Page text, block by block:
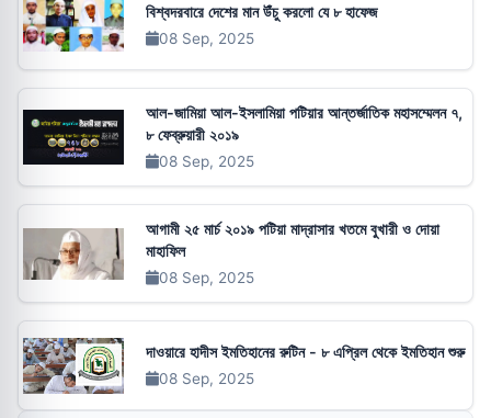
বিশ্বদরবারে দেশের মান উঁচু করলো যে ৮ হাফেজ
08 Sep, 2025
আল-জামিয়া আল-ইসলামিয়া পটিয়ার আন্তর্জাতিক মহাসম্মেলন ৭,
৮ ফেব্রুয়ারী ২০১৯
08 Sep, 2025
আগামী ২৫ মার্চ ২০১৯ পটিয়া মাদ্রাসার খতমে বুখারী ও দোয়া
মাহাফিল
08 Sep, 2025
দাওয়ারে হাদীস ইমতিহানের রুটিন - ৮ এপ্রিল থেকে ইমতিহান শুরু
08 Sep, 2025